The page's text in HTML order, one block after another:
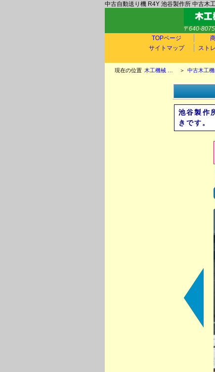
中古自動送り機 R4Y 池谷製作所 中古木
〒640-
TOPページ
サイトマップ
スト
現在の位置 ＞ 中古木工
池谷製作
きです。